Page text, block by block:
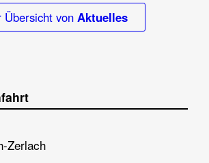
Übersicht von Aktuelles
Zerlach